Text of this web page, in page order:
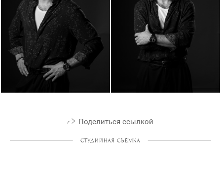
Поделиться ссылкой
СТУДИЙНАЯ СЪЁМКА